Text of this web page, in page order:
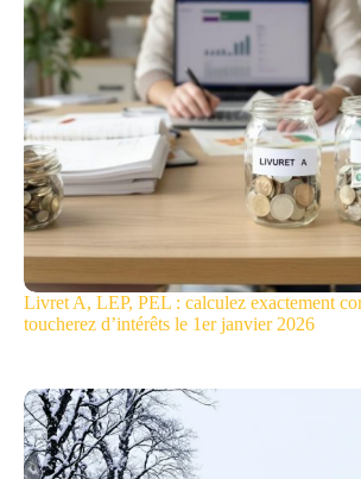
Livret A, LEP, PEL : calculez exactement
toucherez d’intérêts le 1er janvier 2026